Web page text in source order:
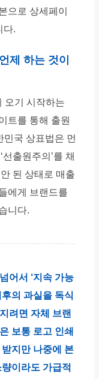
으로 상세페이
다.
제 하는 것이
오기 시작하는
트를 통해 출원
민국 상표법은 먼
출원주의’를 채
된 상태로 매출
에게 브랜드를
니다.
어서 ‘지속 가능
의 과실을 독식
려면 자체 브랜
보통 로고 인쇄
지만 나중에 본
이라도 가급적